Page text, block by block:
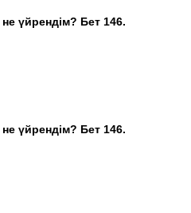
үйрендім? Бет 146.
үйрендім? Бет 146.